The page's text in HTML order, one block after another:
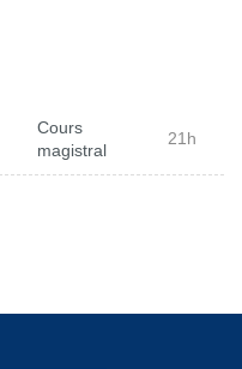
Cours
magistral
21h